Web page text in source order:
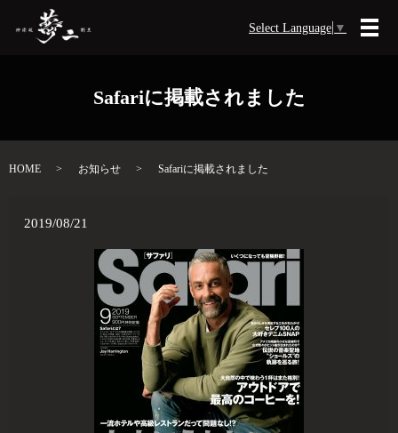
メ
Select Language ▼
Safariに掲載されました
HOME お知らせ Safariに掲載されました
2019/08/21